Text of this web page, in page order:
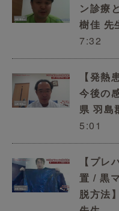
ン診療
樹佳 先
7:32
【発熱
今後の
県 羽島
5:01
【プレ
置 / 黒
脱方法